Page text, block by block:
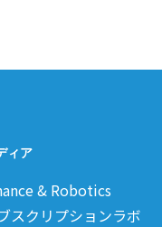
ィア
& Robotics
スクリプションラボ